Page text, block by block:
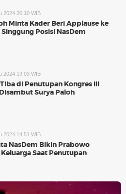
2024 20:10 WIB
Minta Kader Beri Applause ke
Posisi NasDem
2024 19:03 WIB
di Penutupan Kongres III
Surya Paloh
2024 14:51 WIB
NasDem Bikin Prabowo
Saat Penutupan